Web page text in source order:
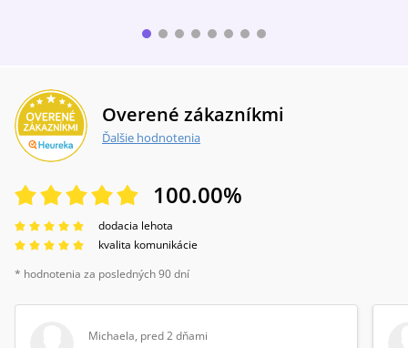
Overené zákazníkmi
Ďalšie hodnotenia
100.00%
dodacia lehota
kvalita komunikácie
* hodnotenia za posledných 90 dní
Michaela, pred 2 dňami